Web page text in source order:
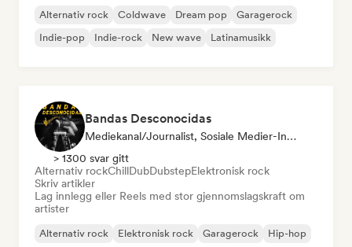
Alternativ rock Coldwave Dream pop
Garagerock
Indie-pop
Indie-rock New wave Latinamusikk
Bandas Desconocidas
Mediekanal/journalist, Sosiale Medier-Influencer
> 1300 svar gitt
Alternativ rockChillDubDubstepElektronisk rock
Skriv artikler
Lag innlegg eller Reels med stor gjennomslagskraft om
artister
Alternativ rock Elektronisk rock Garagerock
Hip-hop